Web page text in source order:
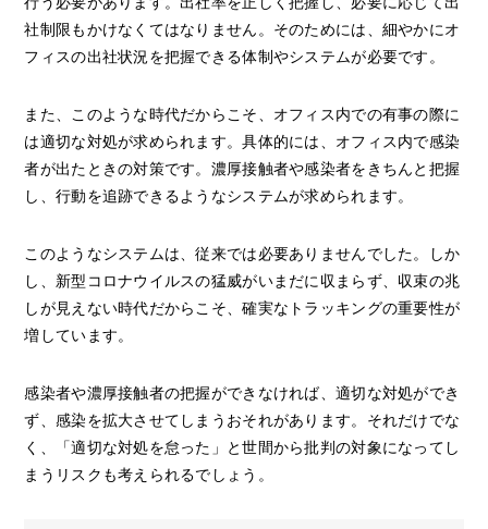
社制限もかけなくてはなりません。そのためには、細やかにオ
フィスの出社状況を把握できる体制やシステムが必要です。
また、このような時代だからこそ、オフィス内での有事の際に
は適切な対処が求められます。具体的には、オフィス内で感染
者が出たときの対策です。濃厚接触者や感染者をきちんと把握
し、行動を追跡できるようなシステムが求められます。
このようなシステムは、従来では必要ありませんでした。しか
し、新型コロナウイルスの猛威がいまだに収まらず、収束の兆
しが見えない時代だからこそ、確実なトラッキングの重要性が
増しています。
感染者や濃厚接触者の把握ができなければ、適切な対処ができ
ず、感染を拡大させてしまうおそれがあります。それだけでな
く、「適切な対処を怠った」と世間から批判の対象になってし
まうリスクも考えられるでしょう。